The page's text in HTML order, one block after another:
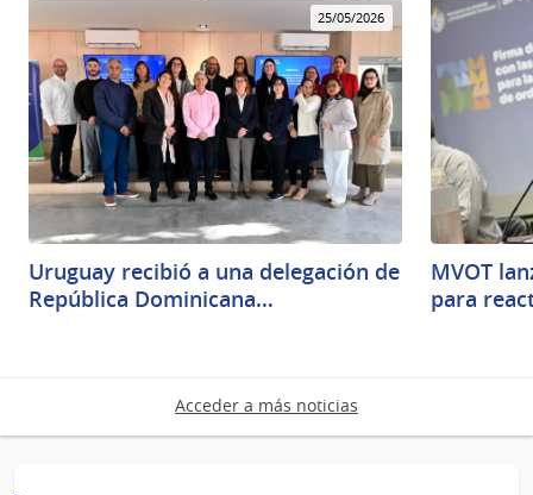
25/05/2026
Uruguay recibió a una delegación de
República Dominicana…
MVOT
para
Acceder a más noticias